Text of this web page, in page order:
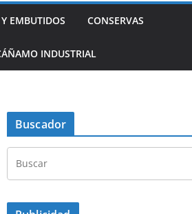
EMBUTIDOS CONSERVAS
INDUSTRIAL
Buscador